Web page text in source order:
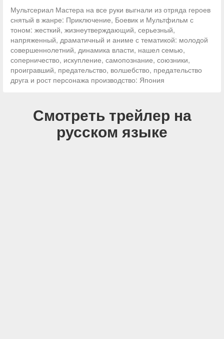
Мультсериал Мастера на все руки выгнали из отряда героев
снятый в жанре: Приключение, Боевик и Мультфильм с
тоном: жесткий, жизнеутверждающий, серьезный,
напряженный, драматичный и аниме с тематикой: молодой
совершеннолетний, динамика власти, нашел семью,
соперничество, искупление, самопознание, союзники,
проигравший, предательство, волшебство, предательство
друга и рост персонажа производство: Япония
Смотреть трейлер на
русском языке